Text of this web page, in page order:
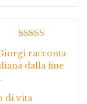
5
racconta
dalla fine
di vita